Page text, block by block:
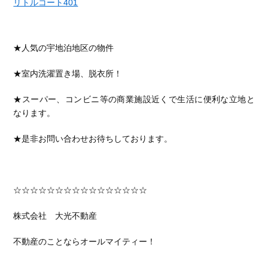
リトルコート401
★人気の宇地泊地区の物件
★室内洗濯置き場、脱衣所！
★ スーパー、コンビニ等の商業施設近くで生活に便利な立地と
なります。
★是非お問い合わせお待ちしております。
☆☆☆☆☆☆☆☆☆☆☆☆☆☆☆☆
株式会社 大光不動産
不動産のことならオールマイティー！